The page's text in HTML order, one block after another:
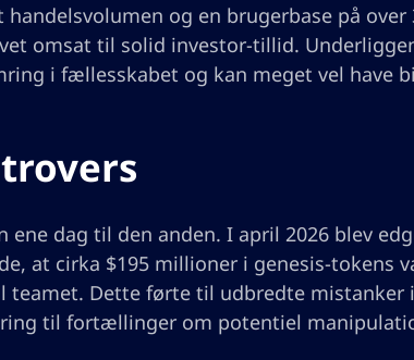
og en brugerbase på over
omsat til solid investor-tillid.
i fællesskabet og kan meget vel have
dag til den anden. I april 2026 blev
at cirka $195 millioner i genesis-tokens
teamet. Dette førte til udbredte
til fortællinger om potentiel